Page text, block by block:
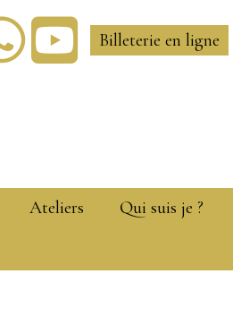
Billeterie en ligne
Ateliers
Qui suis je ?